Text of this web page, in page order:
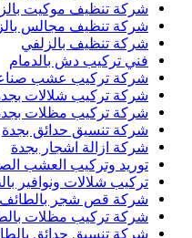
شركة تنظيف موكيت
شركة تنظيف مجالس
شركة تنظيف بالزلفي
فني تركيب دش بالدمام
شركة تركيب عشب
شركة تركيب شلالات
شركة تركيب مظلات
شركة تنسيق حدائق بجدة
شركة ازالة اشجار بجدة
توريد وتركيب العشب
تركيب شلالات ونوافير
شركة قص شجر بالطائف
شركة تركيب مظلات
شركة تنسيق حدائق